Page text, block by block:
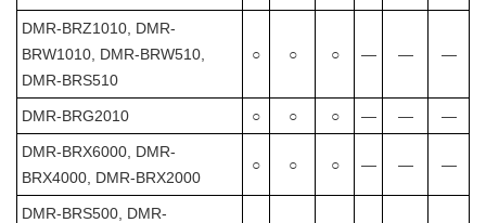
DMR-BRZ1010, DMR-
BRW1010, DMR-BRW510,
DMR-BRS510
○ ○ ○ ― ― ―
DMR-BRG2010 ○ ○ ○ ― ― ―
DMR-BRX6000, DMR-
BRX4000, DMR-BRX2000
○ ○ ○ ― ― ―
DMR-BRS500, DMR-